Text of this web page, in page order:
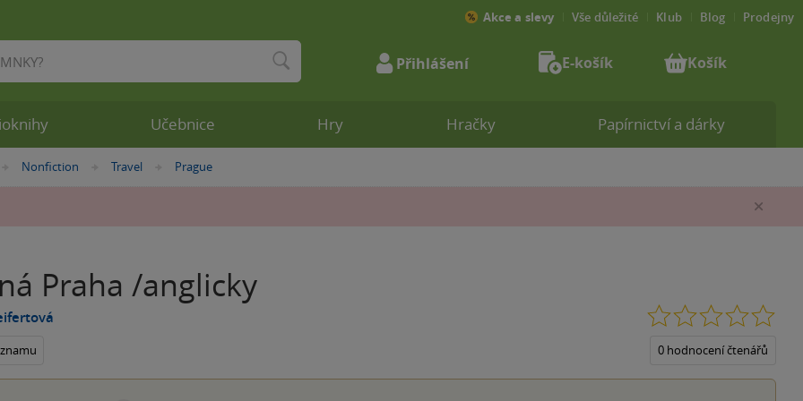
»
Nonfiction »
Travel »Prague
Praha /anglicky
0 hodnocení čtenářů
Učebnice Hry Hračky Papírnictví a dárky
Akce a slevy Vše důležité Klub Blog Prodejny
Přihlášení E-košík Košík